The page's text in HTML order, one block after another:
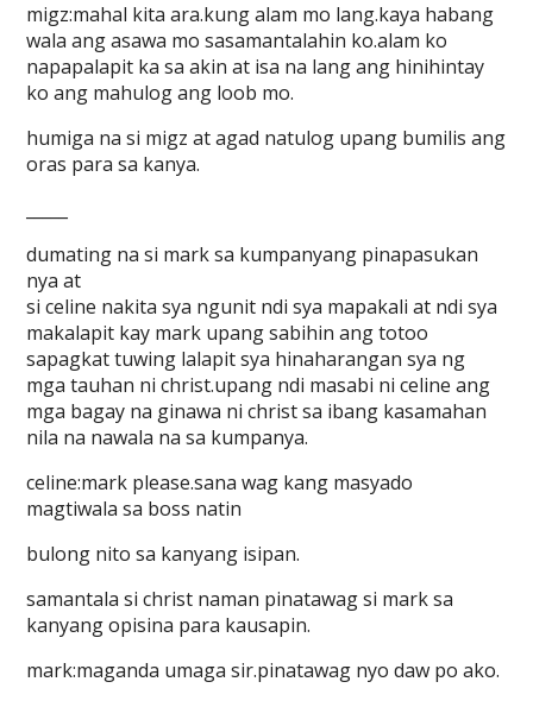
migz:mahal kita ara.kung alam mo lang.kaya habang
wala ang asawa mo sasamantalahin ko.alam ko
napapalapit ka sa akin at isa na lang ang hinihintay
ko ang mahulog ang loob mo.
humiga na si migz at agad natulog upang bumilis ang
oras para sa kanya.
dumating na si mark sa kumpanyang pinapasukan
nya at
si celine nakita sya ngunit ndi sya mapakali at ndi sya
makalapit kay mark upang sabihin ang totoo
sapagkat tuwing lalapit sya hinaharangan sya ng
mga tauhan ni christ.upang ndi masabi ni celine ang
mga bagay na ginawa ni christ sa ibang kasamahan
nila na nawala na sa kumpanya.
celine:mark please.sana wag kang masyado
magtiwala sa boss natin
bulong nito sa kanyang isipan.
samantala si christ naman pinatawag si mark sa
kanyang opisina para kausapin.
mark:maganda umaga sir.pinatawag nyo daw po ako.